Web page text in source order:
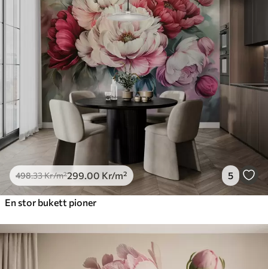
498.33Kr/m²299 .00 Kr/m² 5
En stor bukett pioner